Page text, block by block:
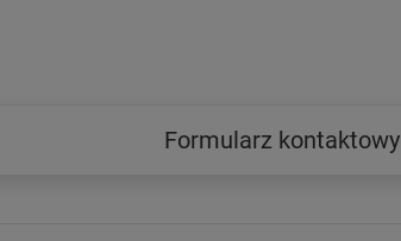
Formularz kontaktowy